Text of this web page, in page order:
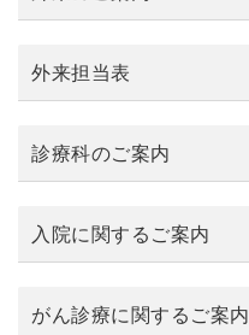
外来担当表
診療科のご案内
入院に関するご案内
がん診療に関するご案内